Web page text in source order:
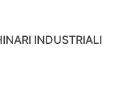
INDUSTRIALI